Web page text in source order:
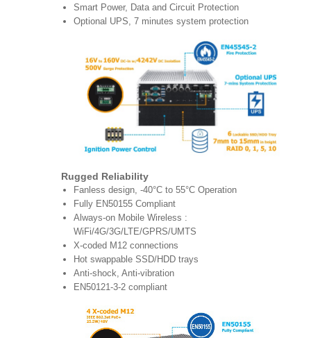
Smart Power, Data and Circuit Protection
Optional UPS, 7 minutes system protection
Rugged Reliability
Fanless design, -40°C to 55°C Operation
Fully EN50155 Compliant
Always-on Mobile Wireless :
WiFi/4G/3G/LTE/GPRS/UMTS
X-coded M12 connections
Hot swappable SSD/HDD trays
Anti-shock, Anti-vibration
EN50121-3-2 compliant